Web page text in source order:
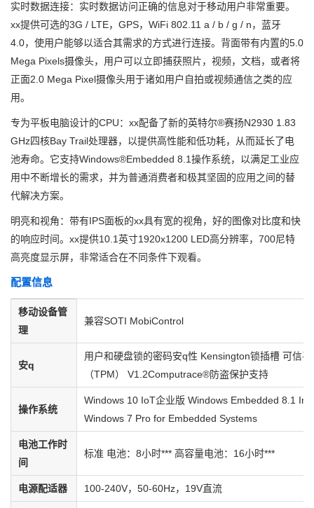
实时数据连接：实时数据访问正确的信息对于移动用户非常重要。
xx提供可选的3G / LTE，GPS，WiFi 802.11 a / b / g / n，蓝牙
4.0，使用户能够以适合其需求的方式进行连接。背面带有内置的5.0
Mega Pixels摄像头，用户可以立即捕获照片，视频，文档，或者将
正面2.0 Mega Pixel摄像头用于诸如用户自拍或视频通信之类的应
用。
专为平板电脑设计的CPU：xx配备了新的英特尔®赛扬N2930 1.83
GHz四核Bay Trail处理器，以提供高性能和低功耗，从而延长了电
池寿命。它支持Windows®Embedded 8.1操作系统，以满足工业应
用中不断增长的需求，并为普通消费者和极其坚固的应用之间的替
代解决方案。
明亮和视角：带有IPS面板的xx具有宽的视角，好的图像对比度和快
的响应时间。xx提供10.1英寸1920x1200 LED高分辨率，700尼特
高亮度显示屏，非常适合在不同条件下观看。
配置信息
移动设备管
理
兼容SOTI MobiControl
安q
用户和硬盘锁的密码安q性 Kensington锁插槽 可信
（TPM） V1.2Computrace®防盗保护支持
操作系统
Windows 10 IoT企业版 Windows Embedded 8.1
Windows 7 Pro for Embedded Systems
电池工作时
间
标准 电池：8小时*** 高容量电池：16小时***
电源配适器 100-240V，50-60Hz，19V直流